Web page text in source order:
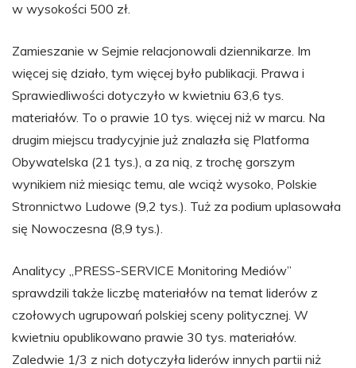
w wysokości 500 zł.
Zamieszanie w Sejmie relacjonowali dziennikarze. Im
więcej się działo, tym więcej było publikacji. Prawa i
Sprawiedliwości dotyczyło w kwietniu 63,6 tys.
materiałów. To o prawie 10 tys. więcej niż w marcu. Na
drugim miejscu tradycyjnie już znalazła się Platforma
Obywatelska (21 tys.), a za nią, z trochę gorszym
wynikiem niż miesiąc temu, ale wciąż wysoko, Polskie
Stronnictwo Ludowe (9,2 tys.). Tuż za podium uplasowała
się Nowoczesna (8,9 tys.).
Analitycy „PRESS-SERVICE Monitoring Mediów”
sprawdzili także liczbę materiałów na temat liderów z
czołowych ugrupowań polskiej sceny politycznej. W
kwietniu opublikowano prawie 30 tys. materiałów.
Zaledwie 1/3 z nich dotyczyła liderów innych partii niż